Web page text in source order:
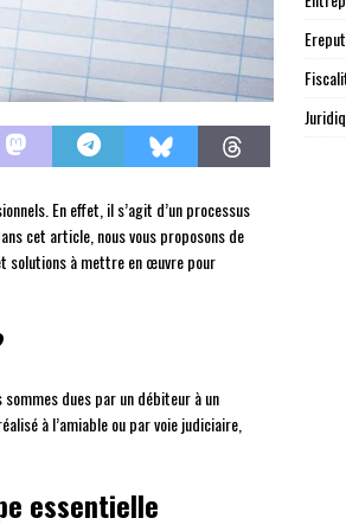
En effet, il s’agit d’un processus
cet article, nous vous proposons de
solutions à mettre en œuvre pour
dues par un débiteur à un
à l’amiable ou par voie judiciaire,
essentielle